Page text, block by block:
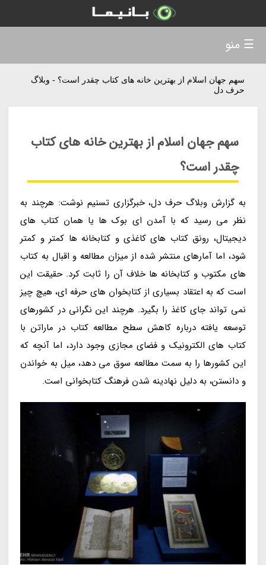
سهم جهان اسلام از بهترین خانه های کتاب چقدر است؟ - وبلاگ
حرف دل
سهم جهان اسلام از بهترین خانه های کتاب
چقدر است؟
به گزارش وبلاگ حرف دل، خبرگزاری تسنیم نوشت: هرچند به
نظر می رسید که با آمدن ای بوک ها یا همان کتاب های
دیجیتال، رونق کتاب های کاغذی و کتابخانه ها کمتر و کمتر
شود، اما آمارهای منتشر شده از میزان مطالعه و اقبال به کتاب
های مکتوب و کتابخانه ها خلاف آن را ثابت کرد. حقیقت این
است که به اعتقاد بسیاری از کتابخوان های حرفه ای، هیچ چیز
نمی تواند جای کاغذ را بگیرد. هرچند این نگرانی در کشورهای
توسعه یافته درباره کاهش سطح مطالعه کتاب در ماراتن با
کتاب های الکترونیک و فضای مجازی وجود دارد، اما آنچه که
این کشورها را به سمت مطالعه سوق می دهد، میل به خواندن
و دانستن، به دلیل نهادینه شدن فرهنگ کتابخوانی است.
☰ منو